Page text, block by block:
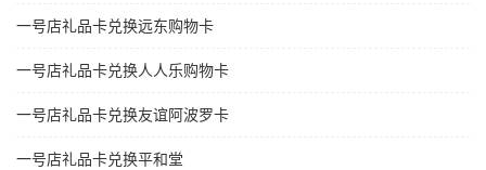
一号店礼品卡兑换远东购物卡
一号店礼品卡兑换人人乐购物卡
一号店礼品卡兑换友谊阿波罗卡
一号店礼品卡兑换平和堂